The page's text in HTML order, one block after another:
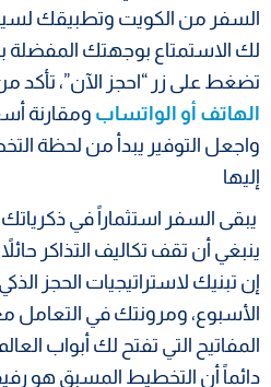
السفر من الكويت وتطبيقك
لك الاستمتاع بوجهتك المفضلة
تضغط على زر “احجز الآن”، تأكد
الهاتف أو الواتساب ومقارنة
واجعل التوفير يبدأ من لحظة
إليها
يبقى السفر استثماراً في
ينبغي أن تقف تكاليف التذاكر
إن تبنيك لاستراتيجيات الحجز
الأسبوع، ومرونتك في التعامل
المفاتيح التي تفتح لك أبواب
دائماً أن التخطيط المسبق هو